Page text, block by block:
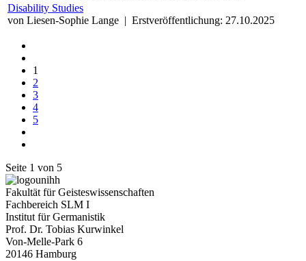
Disability Studies
von Liesen-Sophie Lange | Erstveröffentlichung: 27.10.2025
1
2
3
4
5
Seite 1 von 5
Fakultät für Geisteswissenschaften
Fachbereich SLM I
Institut für Germanistik
Prof. Dr. Tobias Kurwinkel
Von-Melle-Park 6
20146 Hamburg